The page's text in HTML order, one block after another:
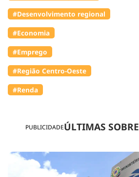
PUBLICIDADEÚLTIMAS
#Desenvolvimento regional
#Economia
#Emprego
#Região Centro-Oeste
#Renda